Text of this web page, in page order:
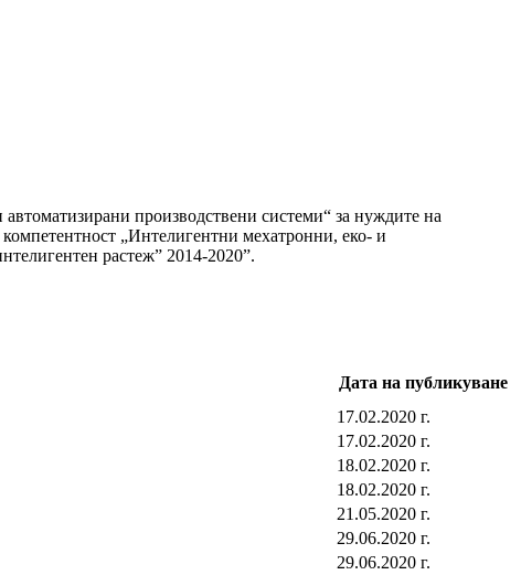
производствени системи“ за нуждите на
„Интелигентни мехатронни, еко- и
растеж” 2014-2020”.
Дата на публикуване
17.02.2020 г.
17.02.2020 г.
18.02.2020 г.
18.02.2020 г.
21.05.2020 г.
29.06.2020 г.
29.06.2020 г.